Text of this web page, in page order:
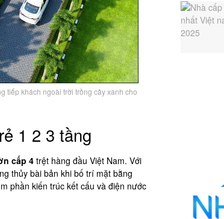
tiếp khách ngoài trời trồng cây xanh cho
1 2 3 tầng
cấp 4 trệt hàng đầu Việt Nam. Với
thủy bài bản khi bố trí mặt bằng
phần kiến trúc kết cấu và điện nước